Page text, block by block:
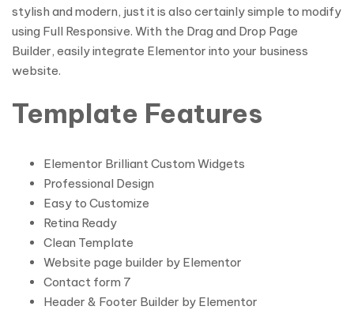
stylish and modern, just it is also certainly simple to modify
using Full Responsive. With the Drag and Drop Page
Builder, easily integrate Elementor into your business
website.
Template Features
Elementor Brilliant Custom Widgets
Professional Design
Easy to Customize
Retina Ready
Clean Template
Website page builder by Elementor
Contact form 7
Header & Footer Builder by Elementor